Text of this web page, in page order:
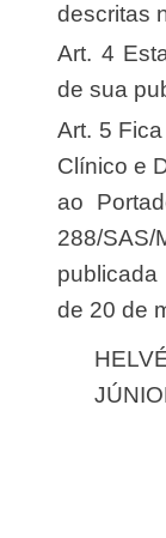
descritas
Art. 4 Esta Portaria entra em vigor na data
de sua
Art. 5 Fica revogado o Anexo IV – Protocolo
Clínico e
ao
288/
de 20 de
HELVÉCIO MIRANDA MAGALHÃES